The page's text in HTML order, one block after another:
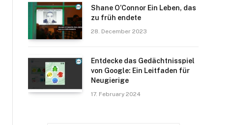
Shane O’Connor Ein Leben, das
zu früh endete
28. December 2023
Entdecke das Gedächtnisspiel
von Google: Ein Leitfaden für
Neugierige
17. February 2024